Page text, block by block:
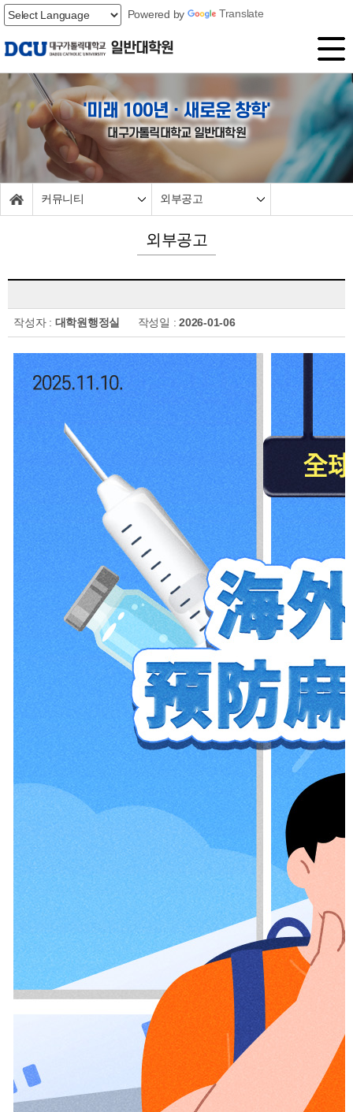
일반대학원
Powered by Translate
'미래 100년ㆍ새로운 창학'
대구가톨릭대학교 일반대학원
커뮤니티 외부공고
외부공고
작성자 : 대학원행정실 작성일 : 2026-01-06